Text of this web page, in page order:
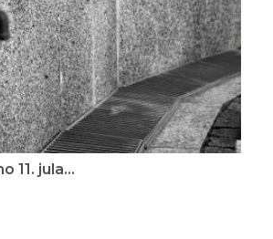
11. jula…